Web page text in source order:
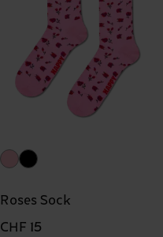
Roses Sock
CHF 15